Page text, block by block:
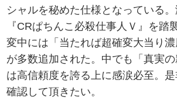
シャルを秘めた仕様となっている
『CRぱちんこ必殺仕事人Ｖ』を踏
変中には「当たれば超確変大当り
が多数追加された。中でも「真実の
は高信頼度を誇る上に感涙必至。
確認して頂きたい。